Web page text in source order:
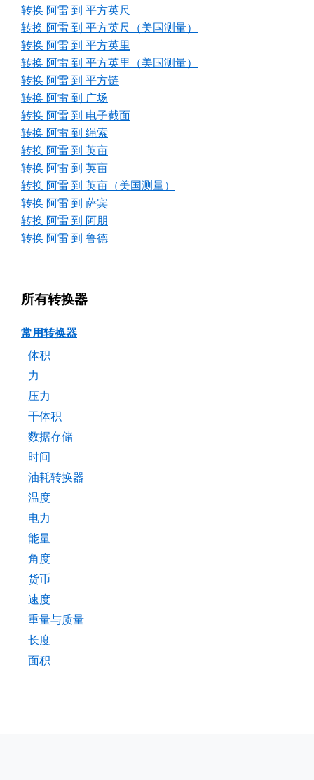
转换 阿雷 到 平方英尺
转换 阿雷 到 平方英尺（美国测量）
转换 阿雷 到 平方英里
转换 阿雷 到 平方英里（美国测量）
转换 阿雷 到 平方链
转换 阿雷 到 广场
转换 阿雷 到 电子截面
转换 阿雷 到 绳索
转换 阿雷 到 英亩
转换 阿雷 到 英亩
转换 阿雷 到 英亩（美国测量）
转换 阿雷 到 萨宾
转换 阿雷 到 阿朋
转换 阿雷 到 鲁德
所有转换器
常用转换器
体积
力
压力
干体积
数据存储
时间
油耗转换器
温度
电力
能量
角度
货币
速度
重量与质量
长度
面积